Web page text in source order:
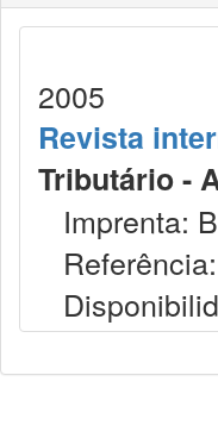
2005
Revista
Tributário -
Imprenta: